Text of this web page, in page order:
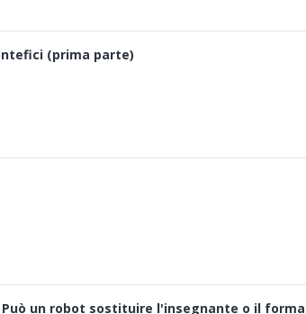
(prima parte)
un robot sostituire l'insegnante o il